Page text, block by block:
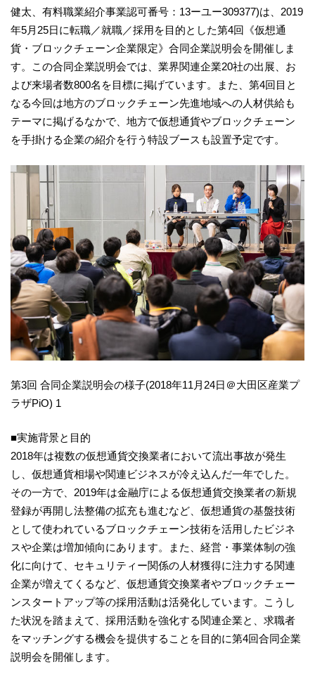
健太、有料職業紹介事業認可番号：13ーユー309377)は、2019
年5月25日に転職／就職／採用を目的とした第4回《仮想通
貨・ブロックチェーン企業限定》合同企業説明会を開催しま
す。この合同企業説明会では、業界関連企業20社の出展、お
よび来場者数800名を目標に掲げています。また、第4回目と
なる今回は地方のブロックチェーン先進地域への人材供給も
テーマに掲げるなかで、地方で仮想通貨やブロックチェーン
を手掛ける企業の紹介を行う特設ブースも設置予定です。
第3回 合同企業説明会の様子(2018年11月24日＠大田区産業プ
ラザPiO) 1
■実施背景と目的
2018年は複数の仮想通貨交換業者において流出事故が発生
し、仮想通貨相場や関連ビジネスが冷え込んだ一年でした。
その一方で、2019年は金融庁による仮想通貨交換業者の新規
登録が再開し法整備の拡充も進むなど、仮想通貨の基盤技術
として使われているブロックチェーン技術を活用したビジネ
スや企業は増加傾向にあります。また、経営・事業体制の強
化に向けて、セキュリティー関係の人材獲得に注力する関連
企業が増えてくるなど、仮想通貨交換業者やブロックチェー
ンスタートアップ等の採用活動は活発化しています。こうし
た状況を踏まえて、採用活動を強化する関連企業と、求職者
をマッチングする機会を提供することを目的に第4回合同企業
説明会を開催します。